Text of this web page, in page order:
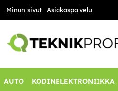
Minun sivut Asiakaspalvelu
AUTO KODINELEKTRONIIKKA